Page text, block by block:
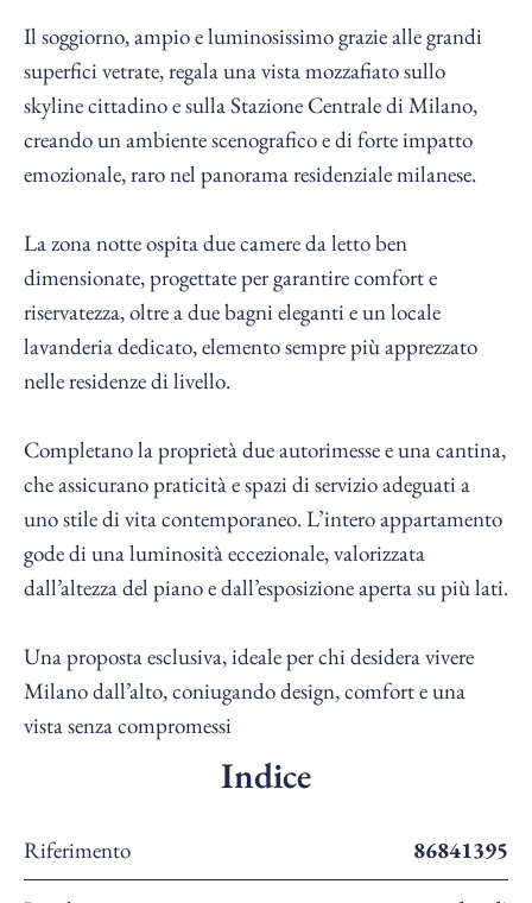
Il soggiorno, ampio e luminosissimo grazie alle grandi
superfici vetrate, regala una vista mozzafiato sullo
skyline cittadino e sulla Stazione Centrale di Milano,
creando un ambiente scenografico e di forte impatto
emozionale, raro nel panorama residenziale milanese.
La zona notte ospita due camere da letto ben
dimensionate, progettate per garantire comfort e
riservatezza, oltre a due bagni eleganti e un locale
lavanderia dedicato, elemento sempre più apprezzato
nelle residenze di livello.
Completano la proprietà due autorimesse e una cantina,
che assicurano praticità e spazi di servizio adeguati a
uno stile di vita contemporaneo. L’intero appartamento
gode di una luminosità eccezionale, valorizzata
dall’altezza del piano e dall’esposizione aperta su più lati.
Una proposta esclusiva, ideale per chi desidera vivere
Milano dall’alto, coniugando design, comfort e una
vista senza compromessi
Indice
Riferimento
86841395